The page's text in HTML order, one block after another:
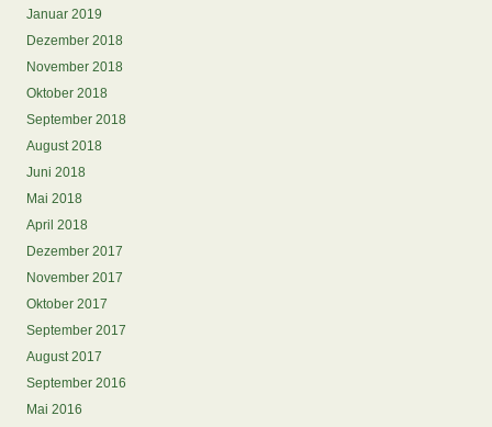
Januar 2019
Dezember 2018
November 2018
Oktober 2018
September 2018
August 2018
Juni 2018
Mai 2018
April 2018
Dezember 2017
November 2017
Oktober 2017
September 2017
August 2017
September 2016
Mai 2016